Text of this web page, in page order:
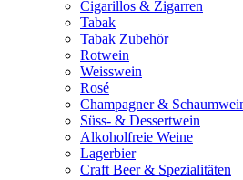
Cigarillos & Zigarren
Tabak
Tabak Zubehör
Rotwein
Weisswein
Rosé
Champagner &
Süss- & Dessertwein
Alkoholfreie Weine
Lagerbier
Craft Beer & Spezialitäten